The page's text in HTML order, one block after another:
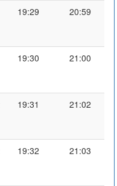
19:29 20:59
19:30 21:00
19:31 21:02
19:32 21:03